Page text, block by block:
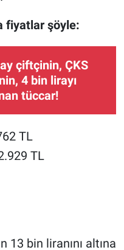
fiyatlar şöyle:
çiftçinin, ÇKS
4 bin lirayı
tüccar!
TL
TL
13 bin liranını altına